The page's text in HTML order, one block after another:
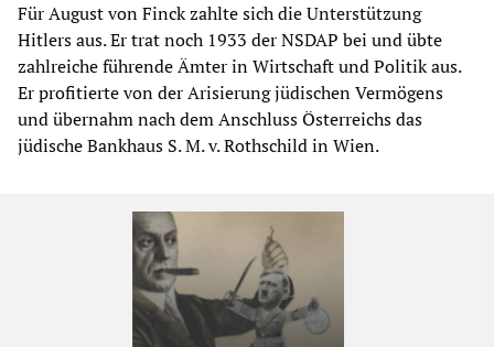
Für August von Finck zahlte sich die Unterstützung
Hitlers aus. Er trat noch 1933 der NSDAP bei und übte
zahlreiche führende Ämter in Wirtschaft und Politik aus.
Er profitierte von der Arisierung jüdischen Vermögens
und übernahm nach dem Anschluss Österreichs das
jüdische Bankhaus S. M. v. Rothschild in Wien.